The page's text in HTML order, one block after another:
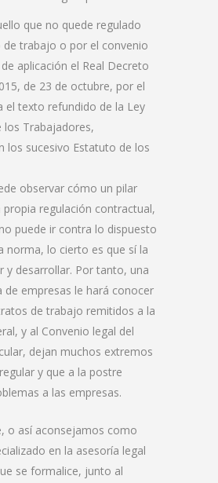
que no quede regulado
trabajo o por el convenio
aplicación el Real Decreto
de 23 de octubre, por el
el texto refundido de la Ley
los Trabajadores,
los sucesivo Estatuto de los
observar cómo un pilar
regulación contractual,
puede ir contra lo dispuesto
norma, lo cierto es que sí la
y desarrollar. Por tanto, una
de empresas le hará conocer
de trabajo remitidos a la
y al Convenio legal del
dejan muchos extremos
y que a la postre
a las empresas.
o así aconsejamos como
en la asesoría legal
se formalice, junto al